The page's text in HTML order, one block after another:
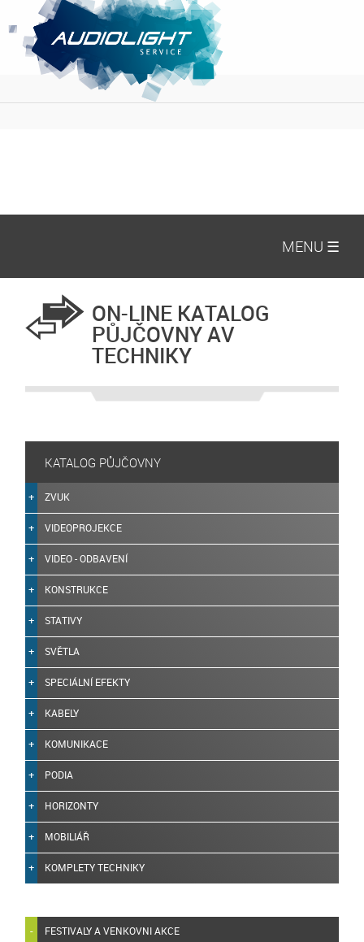
MENU ☰
ON-LINE KATALOG
PŮJČOVNY AV
TECHNIKY
KATALOG PŮJČOVNY
ZVUK
VIDEOPROJEKCE
VIDEO - ODBAVENÍ
KONSTRUKCE
STATIVY
SVĚTLA
SPECIÁLNÍ EFEKTY
KABELY
KOMUNIKACE
PODIA
HORIZONTY
MOBILIÁŘ
KOMPLETY TECHNIKY
FESTIVALY A VENKOVNI AKCE